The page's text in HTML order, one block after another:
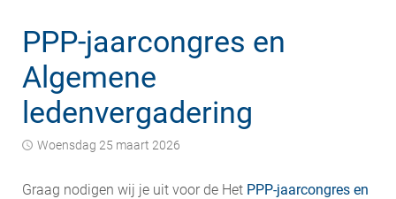
PPP-jaarcongres en
Algemene
ledenvergadering
woensdag 25 maart 2026
Graag nodigen wij je uit voor de Het PPP-jaarcongres en